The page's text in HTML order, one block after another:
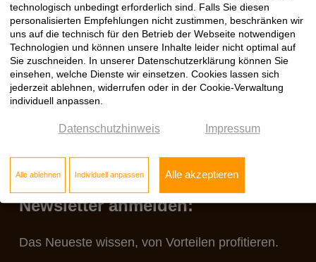
Dies könnte Sie auch interessieren
Fibo ExClay
Newsletter anmelden:
Das Neueste wissen, von Vorteilen profitieren.
technologisch unbedingt erforderlich sind. Falls Sie diesen
personalisierten Empfehlungen nicht zustimmen, beschränken wir
uns auf die technisch für den Betrieb der Webseite notwendigen
Technologien und können unsere Inhalte leider nicht optimal auf
Sie zuschneiden. In unserer Datenschutzerklärung können Sie
einsehen, welche Dienste wir einsetzen. Cookies lassen sich
jederzeit ablehnen, widerrufen oder in der Cookie-Verwaltung
individuell anpassen.
Datenschutzhinweis Impressum
Alle ablehnen Individuell anpassen Alle akzeptieren